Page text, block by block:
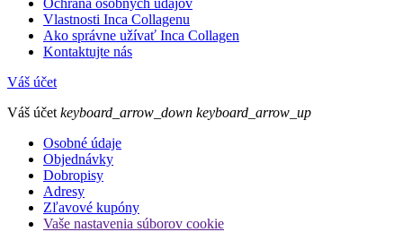
Vlastnosti Inca Collagenu
Ako správne užívať Inca Collagen
Kontaktujte nás
Váš účet
Váš účet keyboard_arrow_down keyboard_arrow_up
Osobné údaje
Objednávky
Dobropisy
Adresy
Zľavové kupóny
Vaše nastavenia súborov cookie